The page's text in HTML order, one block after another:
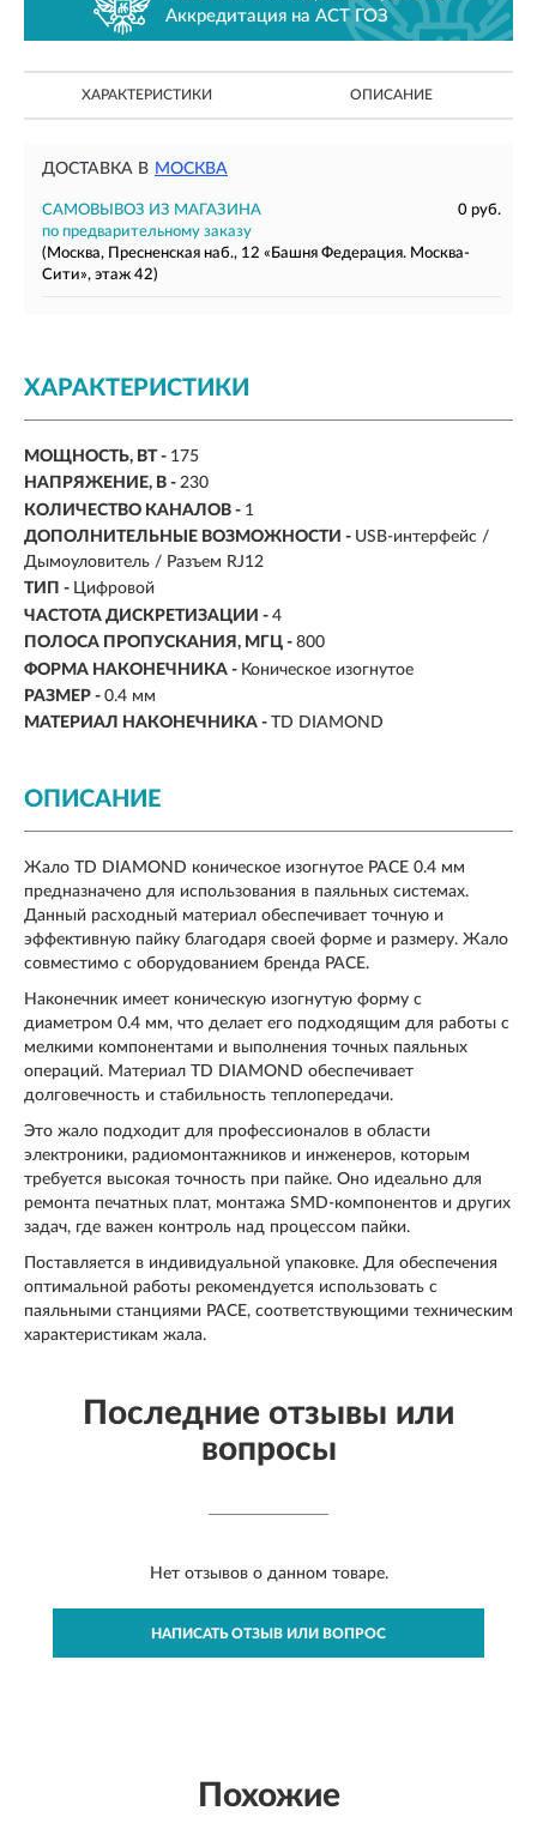
Аккредитация на АСТ ГОЗ
ХАРАКТЕРИСТИКИ ОПИСАНИЕ
ДОСТАВКА В МОСКВА
САМОВЫВОЗ ИЗ МАГАЗИНА
0 руб.
по предварительному заказу
(Москва, Пресненская наб., 12 «Башня Федерация. Москва-
Сити», этаж 42)
ХАРАКТЕРИСТИКИ
МОЩНОСТЬ, ВТ - 175
НАПРЯЖЕНИЕ, В - 230
КОЛИЧЕСТВО КАНАЛОВ - 1
ДОПОЛНИТЕЛЬНЫЕ ВОЗМОЖНОСТИ - USB-интерфейс /
Дымоуловитель / Разъем RJ12
ТИП - Цифровой
ЧАСТОТА ДИСКРЕТИЗАЦИИ - 4
ПОЛОСА ПРОПУСКАНИЯ, МГЦ - 800
ФОРМА НАКОНЕЧНИКА - Коническое изогнутое
РАЗМЕР - 0.4 мм
МАТЕРИАЛ НАКОНЕЧНИКА - TD DIAMOND
ОПИСАНИЕ
Жало TD DIAMOND коническое изогнутое PACE 0.4 мм
предназначено для использования в паяльных системах.
Данный расходный материал обеспечивает точную и
эффективную пайку благодаря своей форме и размеру. Жало
совместимо с оборудованием бренда PACE.
Наконечник имеет коническую изогнутую форму с
диаметром 0.4 мм, что делает его подходящим для работы с
мелкими компонентами и выполнения точных паяльных
операций. Материал TD DIAMOND обеспечивает
долговечность и стабильность теплопередачи.
Это жало подходит для профессионалов в области
электроники, радиомонтажников и инженеров, которым
требуется высокая точность при пайке. Оно идеально для
ремонта печатных плат, монтажа SMD-компонентов и других
задач, где важен контроль над процессом пайки.
Поставляется в индивидуальной упаковке. Для обеспечения
оптимальной работы рекомендуется использовать с
паяльными станциями PACE, соответствующими техническим
характеристикам жала.
Последние отзывы или
вопросы
Нет отзывов о данном товаре.
НАПИСАТЬ ОТЗЫВ ИЛИ ВОПРОС
Похожие